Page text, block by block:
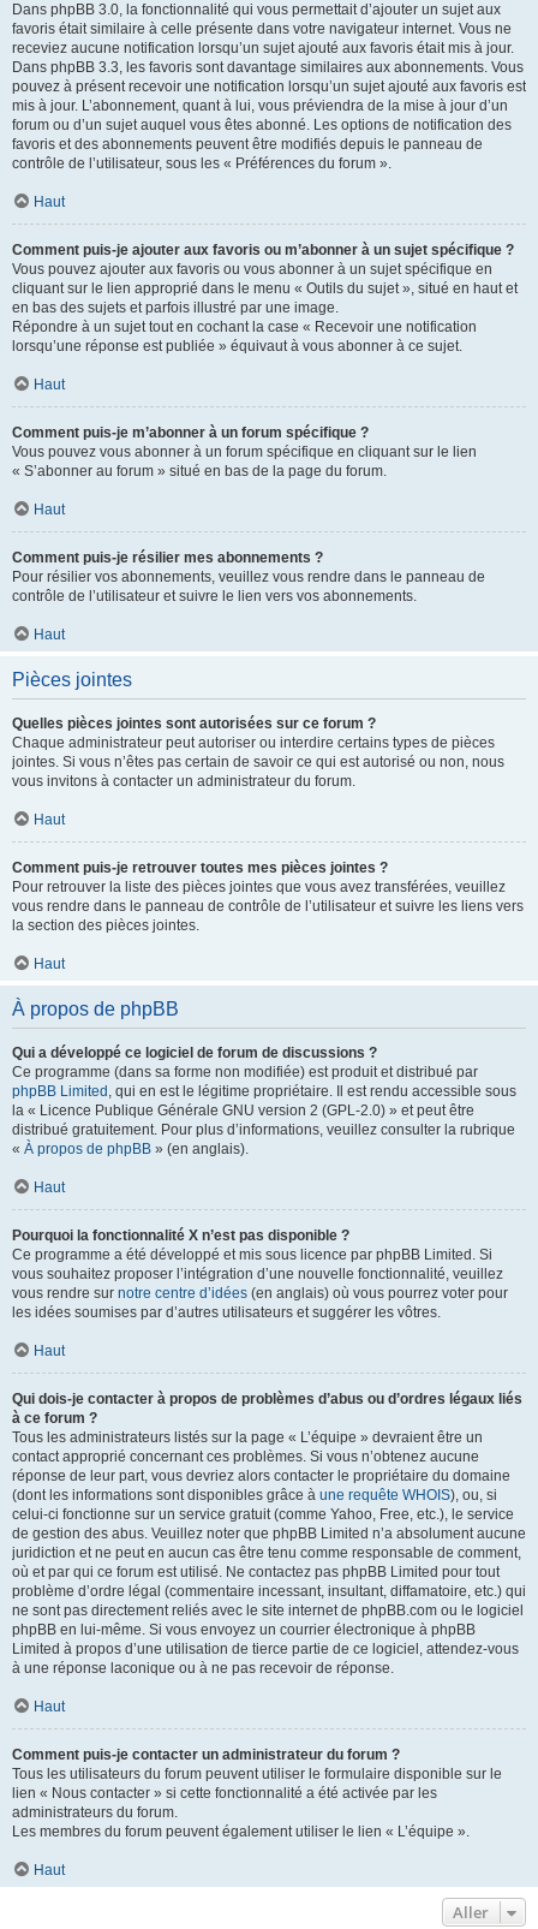
Dans phpBB 3.0, la fonctionnalité qui vous permettait d’ajouter un sujet aux
favoris était similaire à celle présente dans votre navigateur internet. Vous ne
receviez aucune notification lorsqu’un sujet ajouté aux favoris était mis à jour.
Dans phpBB 3.3, les favoris sont davantage similaires aux abonnements. Vous
pouvez à présent recevoir une notification lorsqu’un sujet ajouté aux favoris est
mis à jour. L’abonnement, quant à lui, vous préviendra de la mise à jour d’un
forum ou d’un sujet auquel vous êtes abonné. Les options de notification des
favoris et des abonnements peuvent être modifiés depuis le panneau de
contrôle de l’utilisateur, sous les « Préférences du forum ».
Haut
Comment puis-je ajouter aux favoris ou m’abonner à un sujet spécifique ?
Vous pouvez ajouter aux favoris ou vous abonner à un sujet spécifique en
cliquant sur le lien approprié dans le menu « Outils du sujet », situé en haut et
en bas des sujets et parfois illustré par une image.
Répondre à un sujet tout en cochant la case « Recevoir une notification
lorsqu’une réponse est publiée » équivaut à vous abonner à ce sujet.
Haut
Comment puis-je m’abonner à un forum spécifique ?
Vous pouvez vous abonner à un forum spécifique en cliquant sur le lien
« S’abonner au forum » situé en bas de la page du forum.
Haut
Comment puis-je résilier mes abonnements ?
Pour résilier vos abonnements, veuillez vous rendre dans le panneau de
contrôle de l’utilisateur et suivre le lien vers vos abonnements.
Haut
Pièces jointes
Quelles pièces jointes sont autorisées sur ce forum ?
Chaque administrateur peut autoriser ou interdire certains types de pièces
jointes. Si vous n’êtes pas certain de savoir ce qui est autorisé ou non, nous
vous invitons à contacter un administrateur du forum.
Haut
Comment puis-je retrouver toutes mes pièces jointes ?
Pour retrouver la liste des pièces jointes que vous avez transférées, veuillez
vous rendre dans le panneau de contrôle de l’utilisateur et suivre les liens vers
la section des pièces jointes.
Haut
À propos de phpBB
Qui a développé ce logiciel de forum de discussions ?
Ce programme (dans sa forme non modifiée) est produit et distribué par
phpBB Limited , qui en est le légitime propriétaire. Il est rendu accessible sous
la « Licence Publique Générale GNU version 2 (GPL-2.0) » et peut être
distribué gratuitement. Pour plus d’informations, veuillez consulter la rubrique
« À propos de phpBB » (en anglais).
Haut
Pourquoi la fonctionnalité X n’est pas disponible ?
Ce programme a été développé et mis sous licence par phpBB Limited. Si
vous souhaitez proposer l’intégration d’une nouvelle fonctionnalité, veuillez
vous rendre sur notre centre d’idées (en anglais) où vous pourrez voter pour
les idées soumises par d’autres utilisateurs et suggérer les vôtres.
Haut
Qui dois-je contacter à propos de problèmes d’abus ou d’ordres légaux liés
à ce forum ?
Tous les administrateurs listés sur la page « L’équipe » devraient être un
contact approprié concernant ces problèmes. Si vous n’obtenez aucune
réponse de leur part, vous devriez alors contacter le propriétaire du domaine
(dont les informations sont disponibles grâce à une requête WHOIS), ou, si
celui-ci fonctionne sur un service gratuit (comme Yahoo, Free, etc.), le service
de gestion des abus. Veuillez noter que phpBB Limited n’a absolument aucune
juridiction et ne peut en aucun cas être tenu comme responsable de comment,
où et par qui ce forum est utilisé. Ne contactez pas phpBB Limited pour tout
problème d’ordre légal (commentaire incessant, insultant, diffamatoire, etc.) qui
ne sont pas directement reliés avec le site internet de phpBB.com ou le logiciel
phpBB en lui-même. Si vous envoyez un courrier électronique à phpBB
Limited à propos d’une utilisation de tierce partie de ce logiciel, attendez-vous
à une réponse laconique ou à ne pas recevoir de réponse.
Haut
Comment puis-je contacter un administrateur du forum ?
Tous les utilisateurs du forum peuvent utiliser le formulaire disponible sur le
lien « Nous contacter » si cette fonctionnalité a été activée par les
administrateurs du forum.
Les membres du forum peuvent également utiliser le lien « L’équipe ».
Haut
Aller